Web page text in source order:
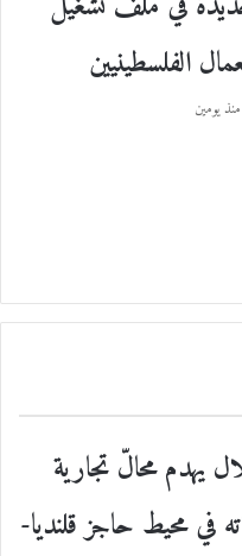
الفلسطينيين
منذ يومين
يهدم محالّ تجارية
في محيط حاجز قلنديا-